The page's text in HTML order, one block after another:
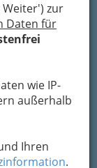
zur
Daten für
wie IP-
außerhalb
Ihren
.
Mails zu
Stelle zur